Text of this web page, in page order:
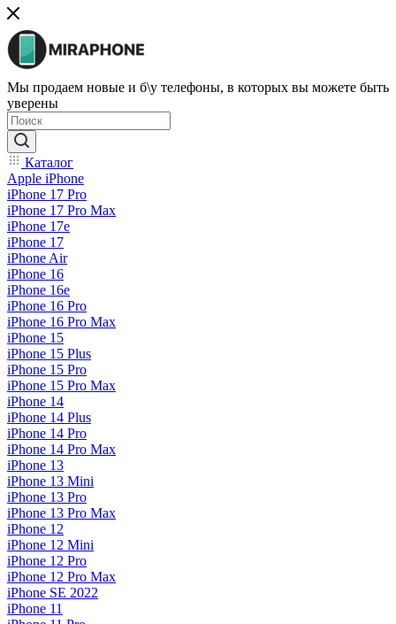
Мы продаем новые и б\у телефоны, в которых вы можете быть
уверены
Каталог
Apple iPhone
iPhone 17 Pro
iPhone 17 Pro Max
iPhone 17e
iPhone 17
iPhone Air
iPhone 16
iPhone 16e
iPhone 16 Pro
iPhone 16 Pro Max
iPhone 15
iPhone 15 Plus
iPhone 15 Pro
iPhone 15 Pro Max
iPhone 14
iPhone 14 Plus
iPhone 14 Pro
iPhone 14 Pro Max
iPhone 13
iPhone 13 Mini
iPhone 13 Pro
iPhone 13 Pro Max
iPhone 12
iPhone 12 Mini
iPhone 12 Pro
iPhone 12 Pro Max
iPhone SE 2022
iPhone 11